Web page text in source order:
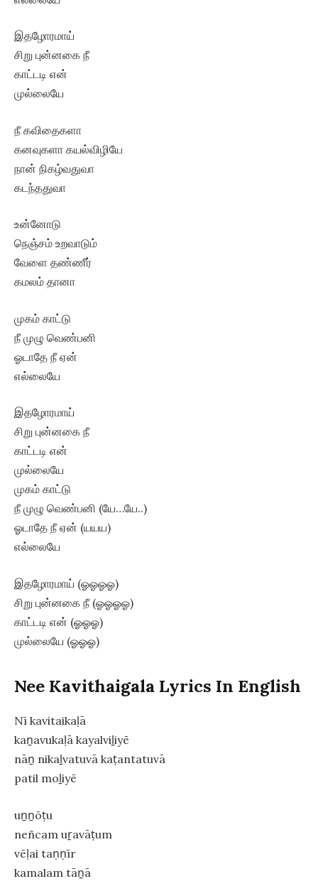
இதழோரமாய்
சிறு புன்னகை நீ
காட்டடி என்
முல்லையே
நீ கவிதைகளா
கனவுகளா கயல்விழியே
நான் நிகழ்வதுவா
கடந்ததுவா
உன்னோடு
நெஞ்சம் உறவாடும்
வேளை தண்ணீர்
கமலம் தானா
முகம் காட்டு
நீ முழு வெண்பனி
ஓடாதே நீ ஏன்
எல்லையே
இதழோரமாய்
சிறு புன்னகை நீ
காட்டடி என்
முல்லையே
முகம் காட்டு
நீ முழு வெண்பனி (யே…யே..)
ஓடாதே நீ ஏன் (யயய)
எல்லையே
இதழோரமாய் (ஓஓஓஓ)
சிறு புன்னகை நீ (ஓஓஓஓ)
காட்டடி என் (ஓஓஓ)
முல்லையே (ஓஓஓ)
Nee Kavithaigala Lyrics In English
Nī kavitaikaḷā
kaṉavukaḷā kayalviḻiyē
nāṉ nikaḻvatuvā kaṭantatuvā
patil moḻiyē
uṉṉōṭu
neñcam uṟavāṭum
vēḷai taṇṇīr
kamalam tāṉā